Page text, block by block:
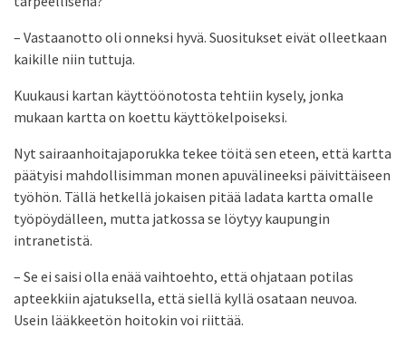
– Vastaanotto oli onneksi hyvä. Suositukset eivät olleetkaan
kaikille niin tuttuja.
Kuukausi kartan käyttöönotosta tehtiin kysely, jonka
mukaan kartta on koettu käyttökelpoiseksi.
Nyt sairaanhoitajaporukka tekee töitä sen eteen, että kartta
päätyisi mahdollisimman monen apuvälineeksi päivittäiseen
työhön. Tällä hetkellä jokaisen pitää ladata kartta omalle
työpöydälleen, mutta jatkossa se löytyy kaupungin
intranetistä.
– Se ei saisi olla enää vaihtoehto, että ohjataan potilas
apteekkiin ajatuksella, että siellä kyllä osataan neuvoa.
Usein lääkkeetön hoitokin voi riittää.